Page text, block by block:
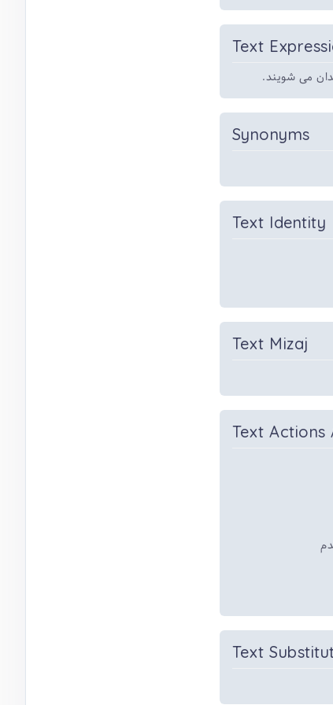
Text
می شویند.
Synonyms
Text Identity
Text Mizaj
Text Actions
Text